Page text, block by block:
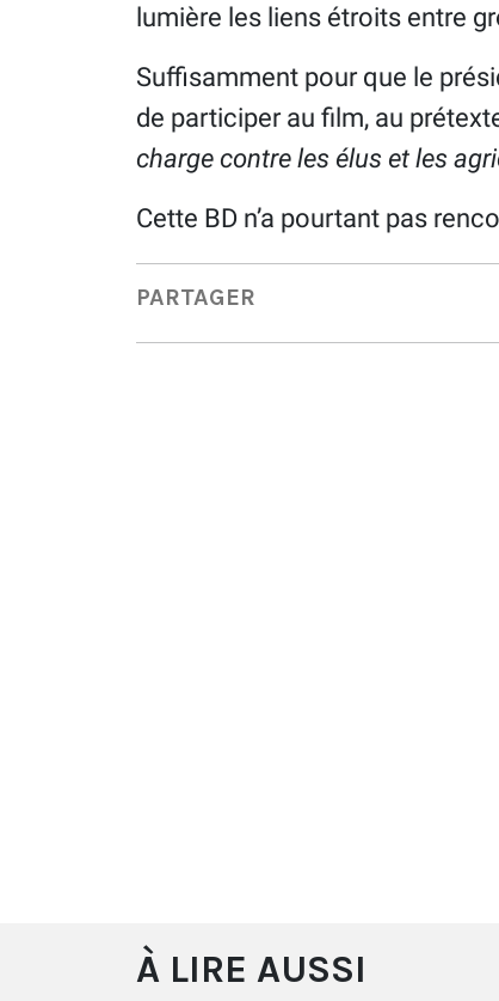
lumière les liens étroits entre
Suffisamment pour que le
de participer au film, au
charge contre les élus et les
Cette BD n’a pourtant pas
PARTAGER
À LIRE AUSSI